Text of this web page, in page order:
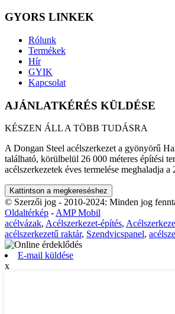
GYORS LINKEK
Rólunk
Termékek
Hír
GYIK
Kapcsolat
AJÁNLATKÉRÉS KÜLDÉSE
KÉSZEN ÁLL A TÖBB TUDÁSRA
A Dongan Steel acélszerkezet a gyönyörű
található, körülbelül 26 000 méteres építési
acélszerkezetek éves termelése meghaladja a
Kattintson a megkereséshez
© Szerzői jog - 2010-2024: Minden jog
Oldaltérkép -AMP Mobil
acélvázak, Acélszerkezet-építés,
acélszerkezetű raktár, Szendvicspanel,
E-mail küldése
x